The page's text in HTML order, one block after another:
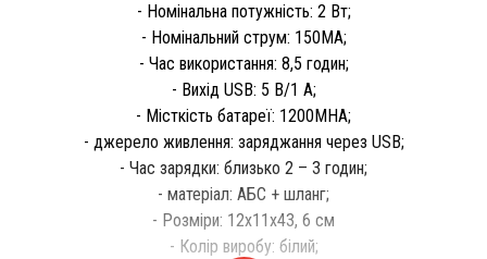
- Номінальна потужність: 2 Вт;
- Номінальний струм: 150MA;
- Час використання: 8,5 годин;
- Вихід USB: 5 В/1 А;
- Місткість батареї: 1200MHA;
- джерело живлення: заряджання через USB;
- Час зарядки: близько 2 – 3 годин;
- матеріал: АБС + шланг;
- Розміри: 12x11x43, 6 см
- Колір виробу: білий;